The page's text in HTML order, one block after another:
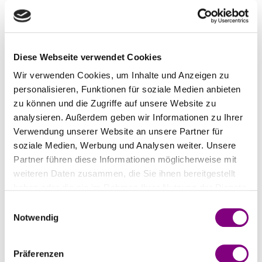
Diese Webseite verwendet Cookies
Wir verwenden Cookies, um Inhalte und Anzeigen zu
personalisieren, Funktionen für soziale Medien anbieten
zu können und die Zugriffe auf unsere Website zu
analysieren. Außerdem geben wir Informationen zu Ihrer
Verwendung unserer Website an unsere Partner für
soziale Medien, Werbung und Analysen weiter. Unsere
Partner führen diese Informationen möglicherweise mit
weiteren Daten zusammen, die Sie ihnen bereitgestellt
Notwendig
Präferenzen
Wie lange dauert es, bis ich mein Geld nach der
Rücksendung zurückerhalte?
in der Regel bis zu 5 Werktage, bis das Geld wieder auf Ihrem
verknüpft, erhalten Sie die aktualisierte Version der Rechnung, in
der die Rückerstattung der zurückgegebenen Artikel
berücksichtigt ist.
Ich habe eine Frage zu meiner Rechnung/Zahlung.
Hier
finden Sie alle Informationen rund um Rechnungen und
Kann ich eine Bestellung per E-Mail oder im Chat aufgeben?
Nein. Alle Bestellungen müssen über unseren Online-Shop